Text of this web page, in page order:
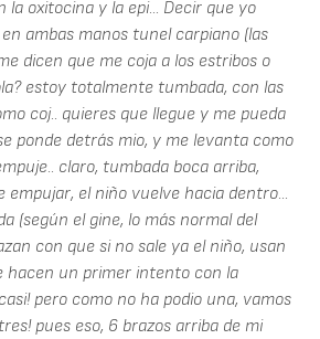
la oxitocina y la epi... Decir que yo
ambas manos tunel carpiano (las
dicen que me coja a los estribos o
estoy totalmente tumbada, con las
coj.. quieres que llegue y me pueda
ponde detrás mio, y me levanta como
claro, tumbada boca arriba,
empujar, el niño vuelve hacia dentro...
(según el gine, lo más normal del
con que si no sale ya el niño, usan
hacen un primer intento con la
pero como no ha podio una, vamos
pues eso, 6 brazos arriba de mi